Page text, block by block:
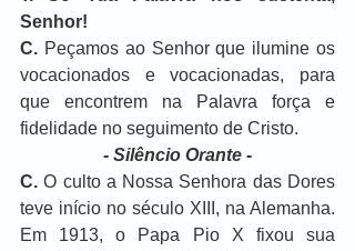
Senhor!
C. Peçamos ao Senhor que ilumine os
vocacionados e vocacionadas, para
que encontrem na Palavra força e
fidelidade no seguimento de Cristo.
- Silêncio Orante -
C. O culto a Nossa Senhora das Dores
teve início no século XIII, na Alemanha.
Em 1913, o Papa Pio X fixou sua